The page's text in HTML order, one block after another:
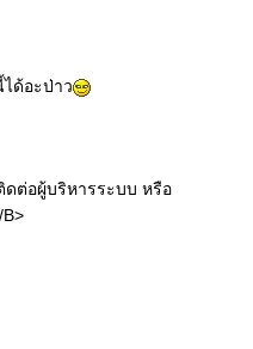
ได้อะป่าว
ดต่อผู้บริหารระบบ หรือ